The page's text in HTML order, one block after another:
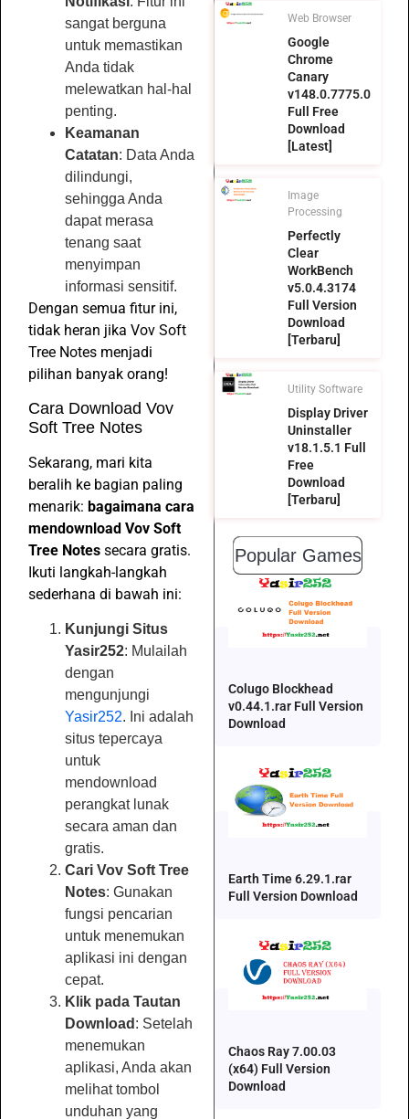
sangat berguna
untuk memastikan
Anda tidak
melewatkan hal-hal
penting.
Keamanan
Catatan: Data Anda
dilindungi,
sehingga Anda
dapat merasa
tenang saat
menyimpan
informasi sensitif.
Dengan semua fitur ini,
tidak heran jika Vov Soft
Tree Notes menjadi
pilihan banyak orang!
Cara Download Vov
Soft Tree Notes
Sekarang, mari kita
beralih ke bagian paling
menarik: bagaimana cara
mendownload Vov Soft
Tree Notes secara gratis.
Ikuti langkah-langkah
sederhana di bawah ini:
Kunjungi Situs
Yasir252: Mulailah
dengan
mengunjungi
Yasir252. Ini adalah
situs tepercaya
untuk
mendownload
perangkat lunak
secara aman dan
gratis.
Cari Vov Soft Tree
Notes: Gunakan
fungsi pencarian
untuk menemukan
aplikasi ini dengan
cepat.
Klik pada Tautan
Download : Setelah
menemukan
aplikasi, Anda akan
melihat tombol
unduhan yang
Web Browser
Google
Chrome
Canary
v148.0.7775.0
Full Free
Download
[Latest]
Image
Processing
Perfectly
Clear
WorkBench
v5.0.4.3174
Full Version
Download
[Terbaru]
Utility Software
Display Driver
Uninstaller
v18.1.5.1 Full
Free
Download
[Terbaru]
Popular Games
Colugo Blockhead
v0.44.1.rar Full Version
Download
Earth Time 6.29.1.rar
Full Version Download
Chaos Ray 7.00.03
(x64) Full Version
Download